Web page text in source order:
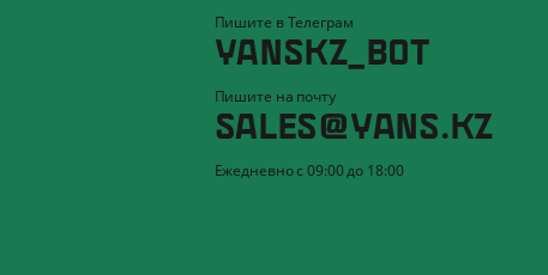
Пишите в Телеграм
YANSKZ_BOT
Пишите на почту
SALES@YANS.KZ
Ежедневно с 09:00 до 18:00